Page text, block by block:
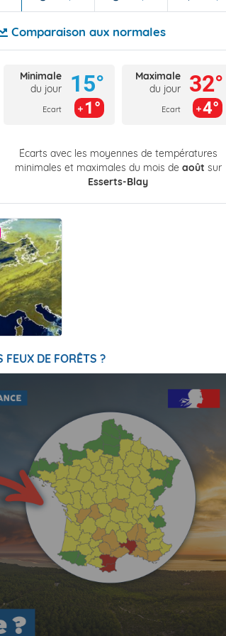
Comparaison aux normales
Minimale
du jour
Ecart
15°
1°
Maximale
du jour
Ecart
32°
4°
Écarts avec les moyennes de températures
minimales et maximales du mois de août sur
Esserts-Blay
FEUX DE FORÊTS ?